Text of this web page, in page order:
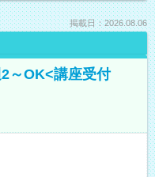
掲載日：2026.08.06
～OK<講座受付